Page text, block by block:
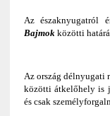
Az északnyugatról
Bajmok közötti
Az ország délnyugati
közötti átkelőhely is
és csak